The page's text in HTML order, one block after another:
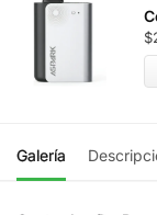
$
Galería